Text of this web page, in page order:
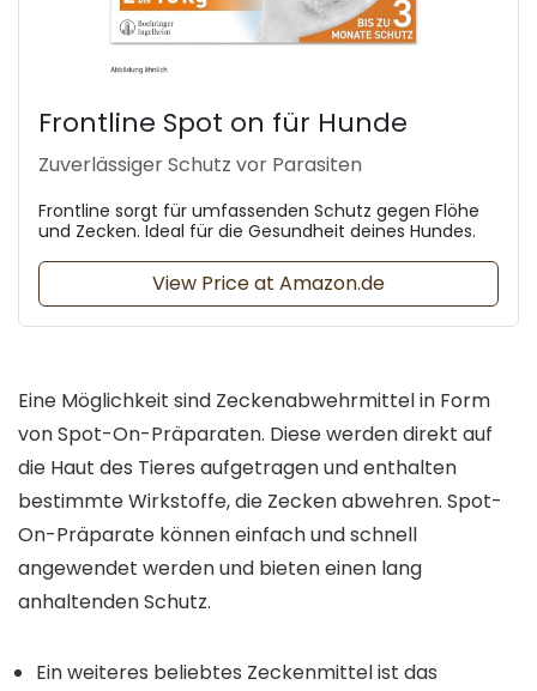
Frontline Spot on für Hunde
Zuverlässiger Schutz vor Parasiten
Frontline sorgt für umfassenden Schutz gegen Flöhe
und Zecken. Ideal für die Gesundheit deines Hundes.
View Price at Amazon.de
Eine Möglichkeit sind Zeckenabwehrmittel in Form
von Spot-On-Präparaten. Diese werden direkt auf
die Haut des Tieres aufgetragen und enthalten
bestimmte Wirkstoffe, die Zecken abwehren. Spot-
On-Präparate können einfach und schnell
angewendet werden und bieten einen lang
anhaltenden Schutz.
Ein weiteres beliebtes Zeckenmittel ist das